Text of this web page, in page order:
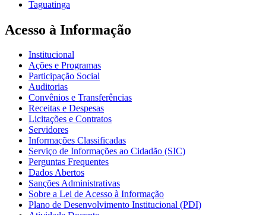
Taguatinga
Acesso à Informação
Institucional
Ações e Programas
Participação Social
Auditorias
Convênios e Transferências
Receitas e Despesas
Licitações e Contratos
Servidores
Informações Classificadas
Serviço de Informações ao Cidadão (SIC)
Perguntas Frequentes
Dados Abertos
Sanções Administrativas
Sobre a Lei de Acesso à Informação
Plano de Desenvolvimento Institucional (PDI)